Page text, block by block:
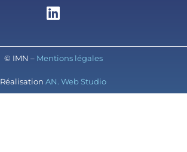
© IMN – Mentions légales
Réalisation AN. Web Studio